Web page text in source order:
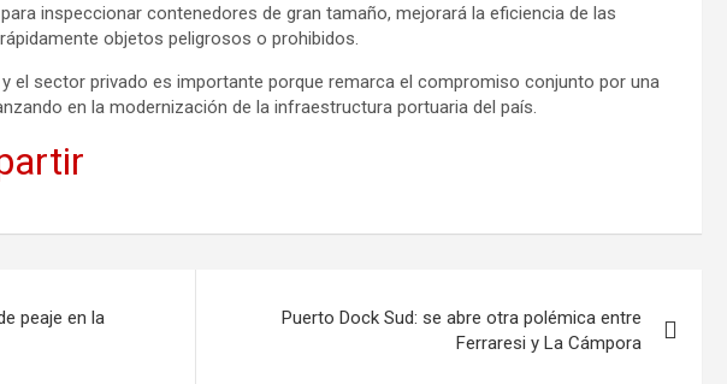
inspeccionar contenedores de gran tamaño, mejorará la eficiencia de las
objetos peligrosos o prohibidos.
el sector privado es importante porque remarca el compromiso conjunto por una
en la modernización de la infraestructura portuaria del país.
peaje en la
Puerto Dock Sud: se abre otra polémica entre
Ferraresi y La Cámpora